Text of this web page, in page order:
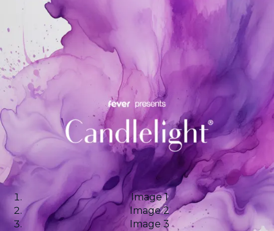
Image 1
Image 2
Image 3